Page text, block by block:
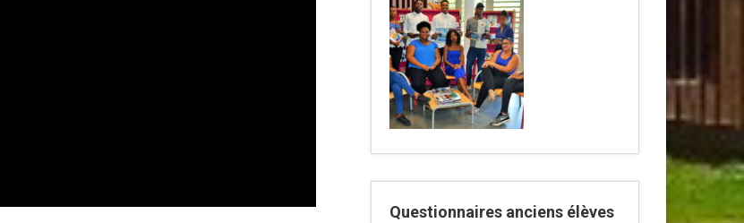
Questionnaires anciens élèves